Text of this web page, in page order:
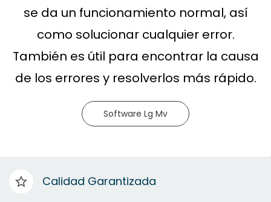
se da un funcionamiento normal, así
como solucionar cualquier error.
También es útil para encontrar la causa
de los errores y resolverlos más rápido.
Software Lg Mv
Calidad Garantizada